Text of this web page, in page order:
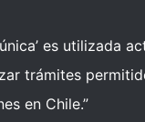
es utilizada
trámites
en Chile.”